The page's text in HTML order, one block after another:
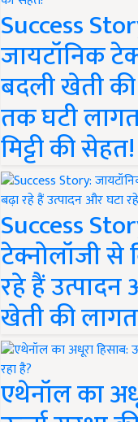
Success
जायटॉनिक
बदली खेती
तक घटी
मिट्टी की सेहत!
Success
टेक्नोलॉजी
रहे हैं
खेती की
एथेनॉल का